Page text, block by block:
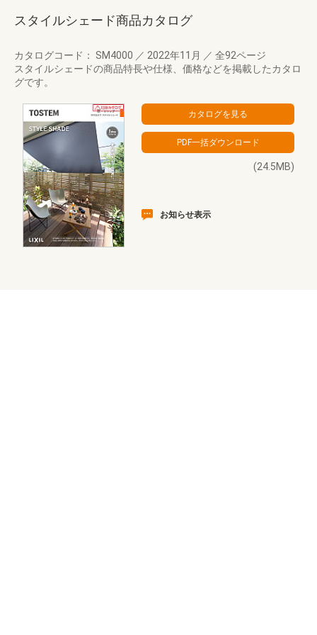
スタイルシェード商品カタログ
カタログコード： SM4000 ／ 2022年11月 ／ 全92ページ
スタイルシェードの商品特長や仕様、価格などを掲載したカタロ
グです。
(24.5MB)
お知らせ表示